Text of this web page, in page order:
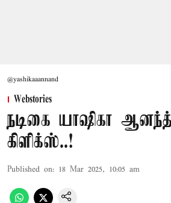
@yashikaaannand
Webstories
நடிகை யாஷிகா
கிளிக்ஸ்..!
Published on: 18 Mar 2025, 10:05 am